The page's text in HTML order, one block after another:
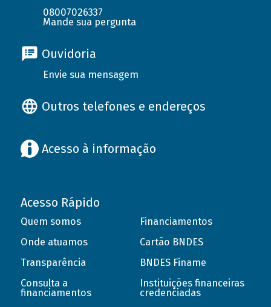
08007026337
Mande sua pergunta
Ouvidoria
Envie sua mensagem
Outros telefones e endereços
Acesso à informação
Acesso Rápido
Quem somos
Onde atuamos
Transparência
Consulta a
financiamentos
Financiamentos
Cartão BNDES
BNDES Finame
Instituições financeiras
credenciadas